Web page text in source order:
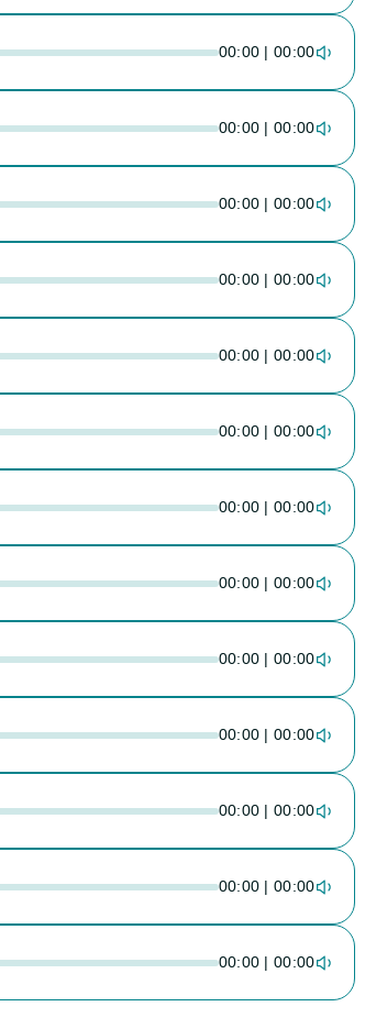
00:00 | 00:00
00:00 | 00:00
00:00 | 00:00
00:00 | 00:00
00:00 | 00:00
00:00 | 00:00
00:00 | 00:00
00:00 | 00:00
00:00 | 00:00
00:00 | 00:00
00:00 | 00:00
00:00 | 00:00
00:00 | 00:00